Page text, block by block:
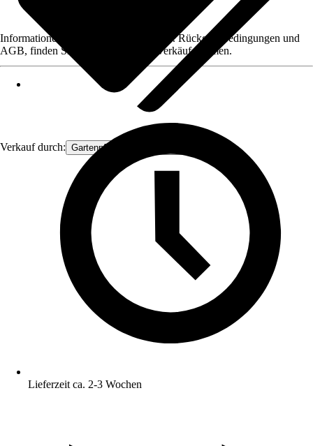
Verkauf durch: Gartenpflanzen Ammerland
Informationen des Verkäufers, wie z. B. Rückgabebedingungen und
AGB, finden Sie bei Klick auf den Verkäufernamen.
Lieferzeit ca. 2-3 Wochen